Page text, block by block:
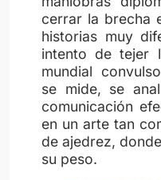
cerrar la brecha
historias muy
intento de tejer
mundial
se mide, se
comunicación
en un arte tan
de ajedrez,
su peso.